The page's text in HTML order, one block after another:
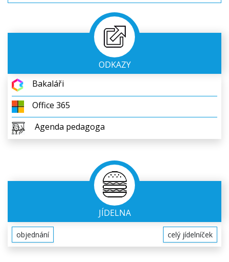
ODKAZY
Bakaláři
Office 365
Agenda pedagoga
JÍDELNA
objednání celý jídelníček